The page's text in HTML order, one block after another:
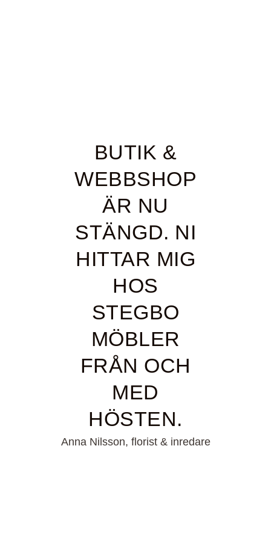
BUTIK &
WEBBSHOP
ÄR NU
STÄNGD. NI
HITTAR MIG
HOS
STEGBO
MÖBLER
FRÅN OCH
MED
HÖSTEN.
Anna Nilsson, florist & inredare